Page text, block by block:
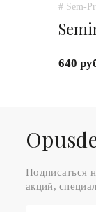
# Sem-
640
Подписаться
акций,